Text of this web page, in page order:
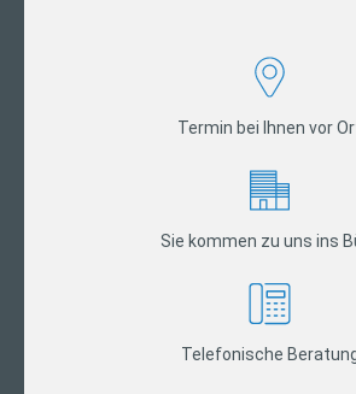
Termin bei Ihnen vor
Sie kommen zu uns ins
Telefonische